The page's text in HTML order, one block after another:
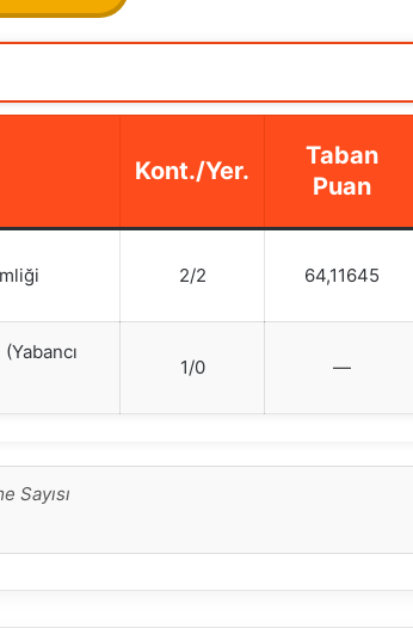
Kont./Yer.
Taban
Puan
2/2 64,11645
1/0 —
Sayısı